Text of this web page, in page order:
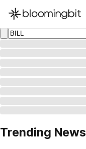
한국어
English
日本語
Trending News